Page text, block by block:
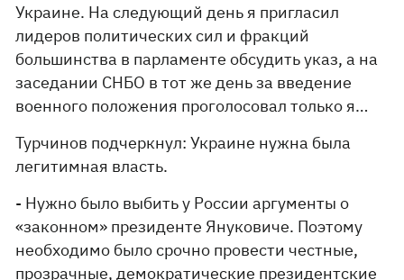
Украине. На следующий день я пригласил
лидеров политических сил и фракций
большинства в парламенте обсудить указ, а на
заседании СНБО в тот же день за введение
военного положения проголосовал только я…
Турчинов подчеркнул: Украине нужна была
легитимная власть.
- Нужно было выбить у России аргументы о
«законном» президенте Януковиче. Поэтому
необходимо было срочно провести честные,
прозрачные, демократические президентские